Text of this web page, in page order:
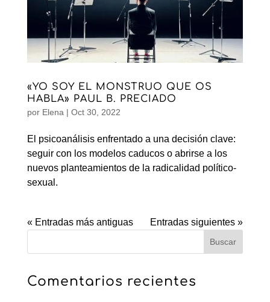
«YO SOY EL MONSTRUO QUE OS
HABLA» PAUL B. PRECIADO
por Elena | Oct 30, 2022
El psicoanálisis enfrentado a una decisión clave:
seguir con los modelos caducos o abrirse a los
nuevos planteamientos de la radicalidad político-
sexual.
« Entradas más antiguas Entradas siguientes »
Comentarios recientes